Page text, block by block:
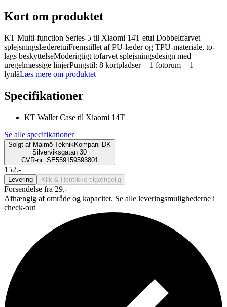
Kort om produktet
KT Multi-function Series-5 til Xiaomi 14T etui Dobbeltfarvet
splejsningslæderetuiFremstillet af PU-læder og TPU-materiale, to-
lags beskyttelseModerigtigt tofarvet splejsningsdesign med
uregelmæssige linjerPungstil: 8 kortpladser + 1 fotorum + 1
lynlåLæs mere om produktet
Specifikationer
KT Wallet Case til Xiaomi 14T
Se alle specifikationer
Solgt af Malmö TeknikKompani DK
Silverviksgatan 30
CVR-nr: SE559159593801
152.-
Levering Klik & Hent Ikke tilgængelig
Forsendelse fra 29,-
Afhængig af område og kapacitet. Se alle leveringsmulighederne i
check-out